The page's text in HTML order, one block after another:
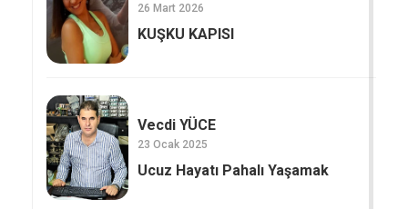
26 Mart 2026
KUŞKU KAPISI
Vecdi YÜCE
23 Ocak 2025
Ucuz Hayatı Pahalı Yaşamak